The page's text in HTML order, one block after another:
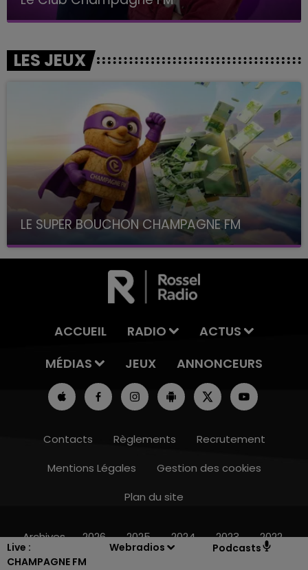
Live :
CHAMPAGNE FM
Webradios Podcasts
LES JEUX
LE SUPER BOUCHON CHAMPAGNE FM
avec La Famille Champagne FM, à 8H10
ACCUEIL RADIO
ACTUS
MÉDIAS
JEUX ANNONCEURS
Contacts Règlements
Recrutement
Mentions Légales
Gestion des cookies
Plan du site
Archives 2026 2025 2024 2023 2022